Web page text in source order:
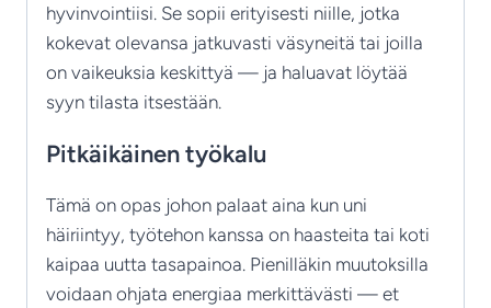
hyvinvointiisi. Se sopii erityisesti niille, jotka
kokevat olevansa jatkuvasti väsyneitä tai joilla
on vaikeuksia keskittyä — ja haluavat löytää
syyn tilasta itsestään.
Pitkäikäinen työkalu
Tämä on opas johon palaat aina kun uni
häiriintyy, työtehon kanssa on haasteita tai koti
kaipaa uutta tasapainoa. Pienilläkin muutoksilla
voidaan ohjata energiaa merkittävästi — et